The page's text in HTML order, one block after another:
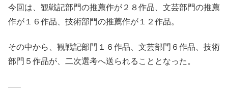
今回は、観戦記部門の推薦作が２８作品、文芸部門の推薦
作が１６作品、技術部門の推薦作が１２作品。
その中から、観戦記部門１６作品、文芸部門６作品、技術
部門５作品が、二次選考へ送られることとなった。
—–